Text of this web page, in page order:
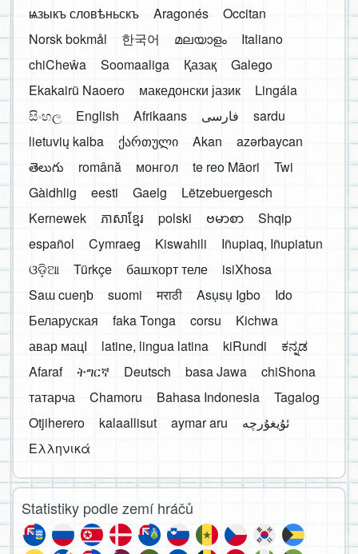
ѩзыкъ словѣньскъ
Aragonés
Occitan
Norsk bokmål
한국어 മലയാളം
Italiano
chiCheŵa
Soomaaliga Қазақ
Galego
Ekakairũ Naoero
македонски јазик
Lingála
සිංහල
English Afrikaans فارسی
sardu
lietuvių kalba
ქართული Akan
azərbaycan
తెలుగు
română монгол te reo Māori
Twi
Gàidhlig
eesti Gaelg
Lëtzebuergesch
Kernewek
ភាសាខ្មែរ polski ဗမာစာ
Shqip
español
Cymraeg Kiswahili
Iñupiaq, Iñupiatun
ଓଡ଼ିଆ
Türkçe башҡорт теле
isiXhosa
Saɯ cueŋƅ
suomi मराठी Asụsụ Igbo
Ido
Беларуская
faka Tonga corsu
Kichwa
авар мацӀ
latine, lingua latina kiRundi
ಕನ್ನಡ
Afaraf
ትግርኛ Deutsch basa Jawa
chiShona
татарча
Chamoru Bahasa Indonesia
Tagalog
Otjiherero
kalaallisut aymar aru
Ελληνικά
Statistiky podle zemí hráčů